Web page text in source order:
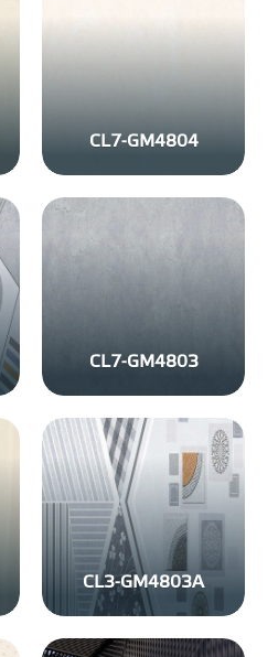
CL7-GM4804
CL7-GM4803
CL3-GM4803A